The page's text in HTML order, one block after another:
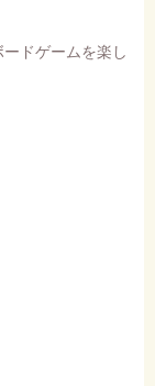
ドゲームを楽し